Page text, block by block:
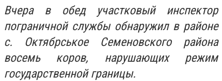
Вчера в обед участковый инспектор
пограничной службы обнаружил в районе
с. Октябрськое Семеновского района
восемь коров, нарушающих режим
государственной границы.